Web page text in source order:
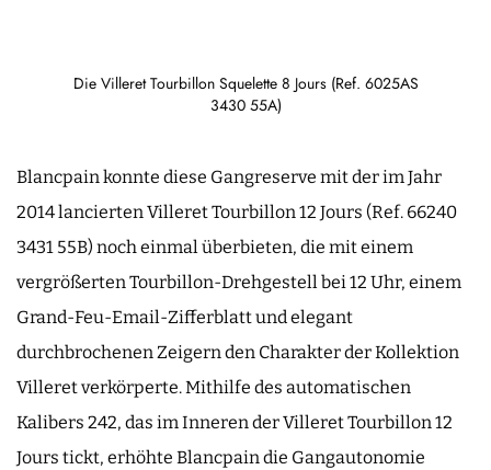
Die Villeret Tourbillon Squelette 8 Jours (Ref. 6025AS
3430 55A)
Blancpain konnte diese Gangreserve mit der im Jahr
2014 lancierten Villeret Tourbillon 12 Jours (Ref. 66240
3431 55B) noch einmal überbieten, die mit einem
vergrößerten Tourbillon-Drehgestell bei 12 Uhr, einem
Grand-Feu-Email-Zifferblatt und elegant
durchbrochenen Zeigern den Charakter der Kollektion
Villeret verkörperte. Mithilfe des automatischen
Kalibers 242, das im Inneren der Villeret Tourbillon 12
Jours tickt, erhöhte Blancpain die Gangautonomie